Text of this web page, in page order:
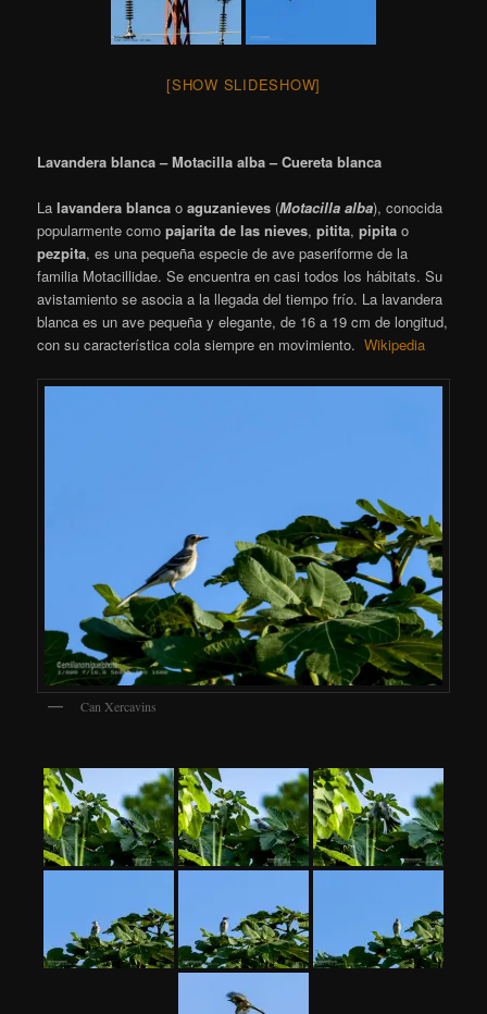
[SHOW SLIDESHOW]
Lavandera blanca – Motacilla alba – Cuereta blanca
La lavandera blanca oaguzanieves (Motacilla alba), conocida
popularmente comopajarita de las nieves,pitita,pipita o
pezpita​, es una pequeña especie de ave paseriforme de la
familia Motacillidae. Se encuentra en casi todos los hábitats. Su
avistamiento se asocia a la llegada del tiempo frío. La lavandera
blanca es un ave pequeña y elegante, de 16 a 19 cm de longitud,
con su característica cola siempre en movimiento.Wikipedia
Can Xercavins